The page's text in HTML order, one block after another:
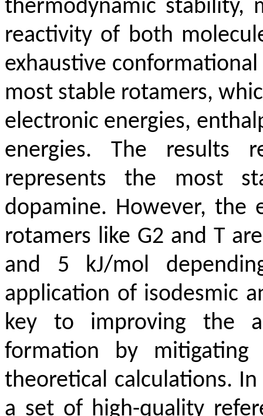
thermodynamic stability,
reactivity of both
exhaustive
most stable rotamers,
electronic energies,
energies. The results
represents the most
dopamine. However, the
rotamers like G2 and T
and 5 kJ/mol
application of isodesmic
key to improving the
formation by
theoretical calculations.
a set of high-quality